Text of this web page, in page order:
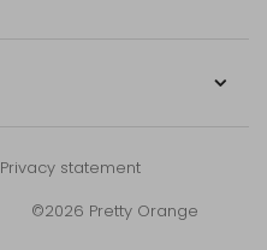
Privacy statement
©2026 Pretty Orange